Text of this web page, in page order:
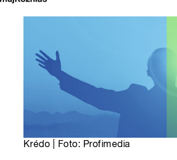
Krédo | Foto: Profimedia